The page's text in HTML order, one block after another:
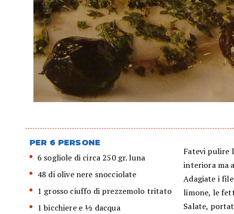
PER 6 PERSONE
6 sogliole di circa 250 gr. luna
48 di olive nere snocciolate
1 grosso ciuffo di prezzemolo tritato
1 bicchiere e ½ dacqua
Fatevi pulire
interiora ma
Adagiate i
limone, le
Salate,